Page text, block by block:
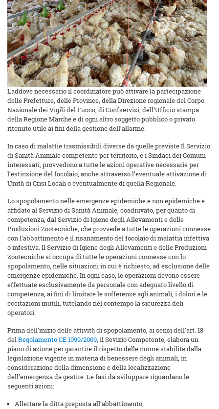
Laddove necessario il coordinatore può attivare la partecipazione
delle Prefetture, delle Province, della Direzione regionale del Corpo
Nazionale dei Vigili del Fuoco, di Confservizi, dell’Ufficio stampa
della Regione Marche e di ogni altro soggetto pubblico o privato
ritenuto utile ai fini della gestione dell’allarme.
In caso di malattie trasmissibili diverse da quelle previste Il Servizio
di Sanità Animale competente per territorio, e i Sindaci dei Comuni
interessati, provvedono a tutte le azioni operative necessarie per
l’estinzione del focolaio, anche attraverso l’eventuale attivazione di
Unità di Crisi Locali o eventualmente di quella Regionale.
Lo spopolamento nelle emergenze epidemiche e non epidemiche è
affidato al Servizio di Sanità Animale, coadiuvato, per quanto di
competenza, dal Servizio di Igiene degli Allevamenti e delle
Produzioni Zootecniche, che provvede a tutte le operazioni connesse
con l’abbattimento e il risanamento del focolaio di malattia infettiva
o infestiva. Il Servizio di Igiene degli Allevamenti e delle Produzioni
Zootecniche si occupa di tutte le operazioni connesse con lo
spopolamento, nelle situazioni in cui è richiesto, ad esclusione delle
emergenze epidemiche. In ogni caso, le operazioni devono essere
effettuate esclusivamente da personale con adeguato livello di
competenza, ai fini di limitare le sofferenze agli animali, i dolori e le
eccitazioni inutili, tutelando nel contempo la sicurezza deli
operatori.
Prima dell’inizio delle attività di spopolamento, ai sensi dell’art. 18
delRegolamento CE 1099/2009, il Sevizio Competente, elabora un
piano di azione per garantire il rispetto delle norme stabilite dalla
legislazione vigente in materia di benessere degli animali, in
considerazione della dimensione e della localizzazione
dell’emergenza da gestire. Le fasi da sviluppare riguardano le
seguenti azioni:
Allertare la ditta preposta all’abbattimento;